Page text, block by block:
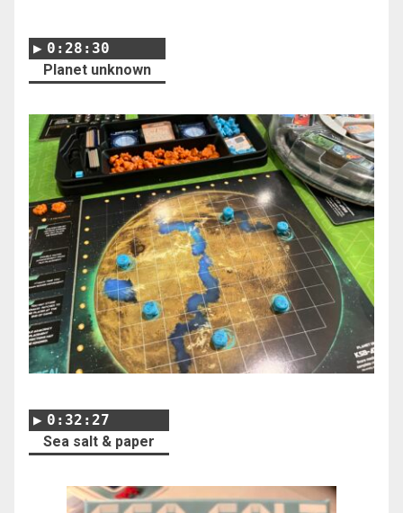
0:28:30
Planet unknown
0:32:27
Sea salt & paper